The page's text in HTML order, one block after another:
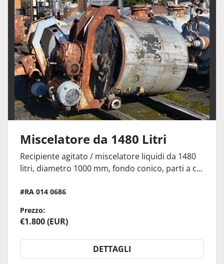
Ordina per
Miscelatore da 1480 Litri
Recipiente agitato / miscelatore liquidi da 1480
litri, diametro 1000 mm, fondo conico, parti a c...
#RA 014 0686
Prezzo:
€1.800 (EUR)
DETTAGLI